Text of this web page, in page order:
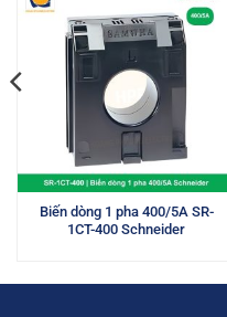
Biến dòng 1 pha 400/5A SR-
1CT-400 Schneider